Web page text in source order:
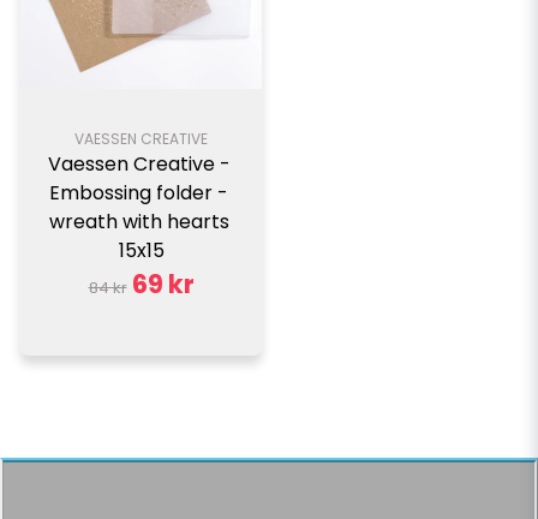
VAESSEN CREATIVE
Vaessen Creative -
Embossing folder -
wreath with hearts
15x15
84 kr 69 kr